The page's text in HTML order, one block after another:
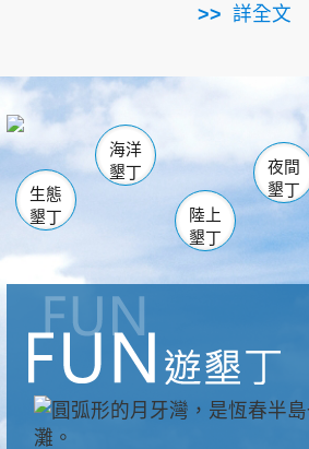
詳全文
海生館
恆春
龍鑾潭自然中心 森林遊
瓊麻館
關山 墾管處遊
社
船帆石
白砂 香
生態
墾丁
海洋
墾丁
陸上
墾丁
夜間
墾丁